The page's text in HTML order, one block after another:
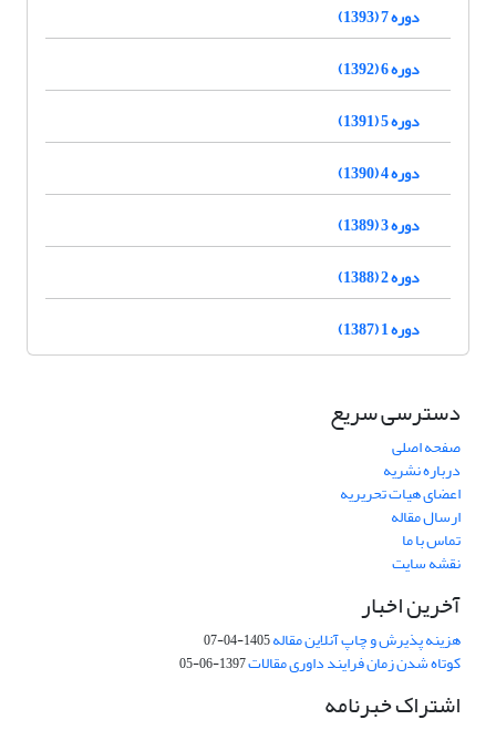
دوره 7 (1393)
دوره 6 (1392)
دوره 5 (1391)
دوره 4 (1390)
دوره 3 (1389)
دوره 2 (1388)
دوره 1 (1387)
دسترسی سریع
صفحه اصلی
درباره نشریه
اعضای هیات تحریریه
ارسال مقاله
تماس با ما
نقشه سایت
آخرین اخبار
هزینه پذیرش و چاپ آنلاین مقاله1405-04-07
کوتاه شدن زمان فرایند داوری مقالات1397-06-05
اشتراک خبرنامه